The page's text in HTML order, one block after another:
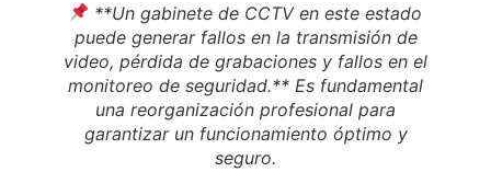
**Un gabinete de CCTV en este estado
puede generar fallos en la transmisión de
video, pérdida de grabaciones y fallos en el
monitoreo de seguridad.** Es fundamental
una reorganización profesional para
garantizar un funcionamiento óptimo y
seguro.